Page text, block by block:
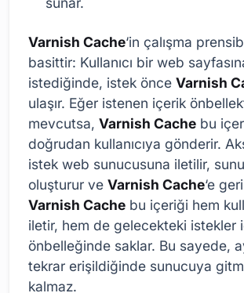
Varnish Cache‘in çalışma
basittir: Kullanıcı bir web
istediğinde, istek önce Varnish
ulaşır. Eğer istenen içerik
mevcutsa, Varnish Cache bu
doğrudan kullanıcıya gönderir.
istek web sunucusuna iletilir,
oluşturur ve Varnish Cache‘e
Varnish Cache bu içeriği hem
iletir, hem de gelecekteki istekler
önbelleğinde saklar. Bu sayede,
tekrar erişildiğinde sunucuya
kalmaz.